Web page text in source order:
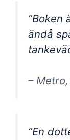
”Boken
ändå
–
”En